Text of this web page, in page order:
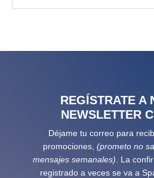
REGÍSTRATE A
NEWSLETTER
Déjame tu correo para
promociones, (prometo no
mensajes semanales) . La
registrado a veces se va a